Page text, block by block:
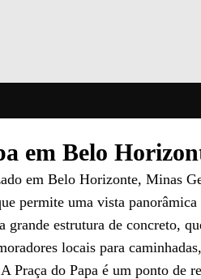
em Belo
em Belo Horizonte, Minas
permite uma vista
estrutura de concreto,
locais para
Praça do Papa é um ponto